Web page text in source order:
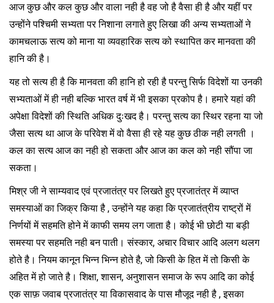
आज कुछ और कल कुछ और वाला नही है वह जो है वैसा ही है और यहीं पर
उन्होंने पश्चिमी सभ्यता पर निशाना लगाते हुए लिखा की अन्य सभ्यताओं ने
कामचलाऊ सत्य को माना या व्यवहारिक सत्य को स्थापित कर मानवता की
हानि की है।
यह तो सत्य ही है कि मानवता की हानि हो रही है परन्तु सिर्फ विदेशों या उनकी
सभ्यताओं में ही नही बल्कि भारत वर्ष में भी इसका प्रकोप है। हमारे यहां की
अपेक्षा विदेशों की स्थिति अधिक दुःखद है। परन्तु सत्य का स्थिर रहना या जो
जैसा सत्य था आज के परिवेश में वो वैसा ही रहे यह कुछ ठीक नही लगती ।
कल का सत्य आज का नही हो सकता और आज का कल को नही सौंपा जा
सकता।
मिश्र जी ने साम्यवाद एवं प्रजातंत्र पर लिखते हुए प्रजातंत्र में व्याप्त
समस्याओं का जिक्र किया है , उन्होंने यह कहा कि प्रजातंत्रीय राष्ट्रों में
निर्णयों में सहमति होने में काफी समय लग जाता है। कोई भी छोटी या बड़ी
समस्या पर सहमति नही बन पाती। संस्कार, अचार विचार आदि अलग थलग
होते है। नियम कानून भिन्न भिन्न होते है, जो किसी के हित में तो किसी के
अहित में हो जाते है। शिक्षा, शासन, अनुशासन समाज के रूप आदि का कोई
एक साफ़ जवाब प्रजातंत्र या विकासवाद के पास मौजूद नही है , इसका